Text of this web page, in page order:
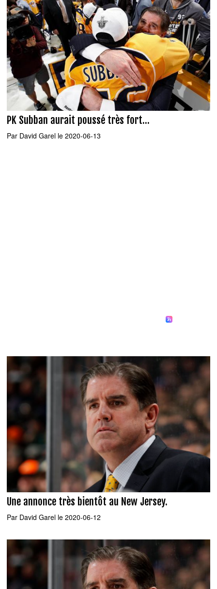
PK Subban aurait poussé très fort...
Par David Garel le 2020-06-13
Une annonce très bientôt au New Jersey.
Par David Garel le 2020-06-12